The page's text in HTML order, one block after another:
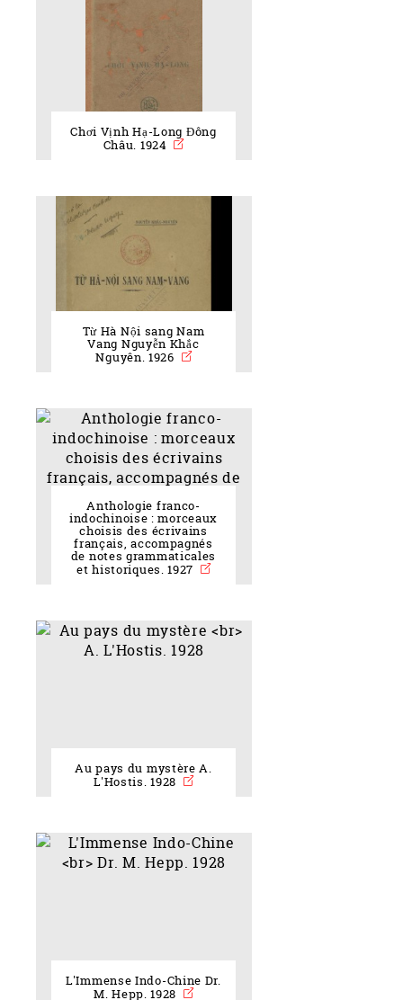
Chơi Vịnh Hạ-Long Đông
Châu. 1924
Từ Hà Nội sang Nam
Vang Nguyễn Khắc
Nguyên. 1926
Anthologie franco-
indochinoise : morceaux
choisis des écrivains
français, accompagnés
de notes grammaticales
et historiques. 1927
Au pays du mystère A.
L'Hostis. 1928
L'Immense Indo-Chine Dr.
M. Hepp. 1928